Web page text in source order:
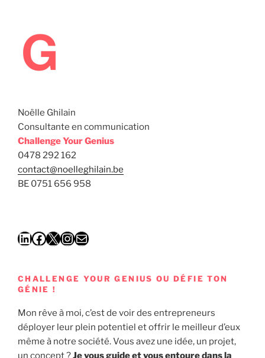
Noëlle Ghilain
Consultante en communication
Challenge Your Genius
0478 292 162
contact@noelleghilain.be
BE 0751 656 958
LinkedIn
Facebook
X Instagram
E-mail
CHALLENGE YOUR GENIUS OU DÉFIE TON
GÉNIE !
Mon rêve à moi, c’est de voir des entrepreneurs
déployer leur plein potentiel et offrir le meilleur d’eux
même à notre société. Vous avez une idée, un projet,
un concept ?Je vous guide et vous entoure dans la